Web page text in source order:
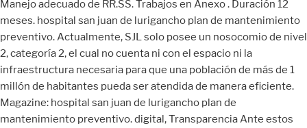
Manejo adecuado de RR.SS. Trabajos en Anexo . Duración 12
meses. hospital san juan de lurigancho plan de mantenimiento
preventivo. Actualmente, SJL solo posee un nosocomio de nivel
2, categoría 2, el cual no cuenta ni con el espacio ni la
infraestructura necesaria para que una población de más de 1
millón de habitantes pueda ser atendida de manera eficiente.
Magazine: hospital san juan de lurigancho plan de
mantenimiento preventivo. digital, Transparencia Ante estos